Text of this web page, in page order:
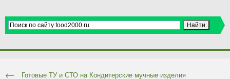
Готовые ТУ и СТО на Кондитерские мучные изделия